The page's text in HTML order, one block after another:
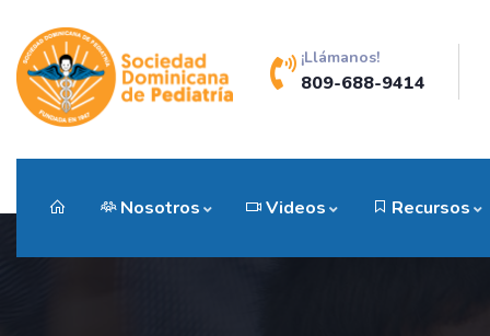
¡Llámanos!
809-688-9414
Nosotros Videos Recursos